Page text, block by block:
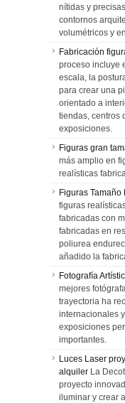
nítidas y
contornos
volumétricos y
Fabricación
proceso incluye
escala, la
para crear una
orientado a
tiendas, centros
exposiciones.
Figuras gran
más amplio en
realísticas
Figuras Tamaño
figuras
fabricadas con
fabricadas en
poliurea
añadido la
Fotografía
mejores
trayectoria ha
internacionales
exposiciones
importantes.
Luces Laser
alquiler La
proyecto
iluminar y crear